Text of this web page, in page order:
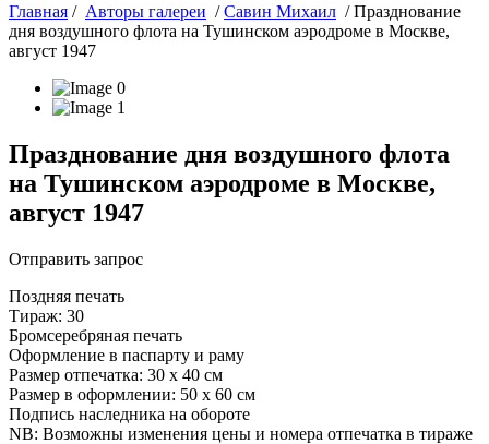
Главная / Авторы галереи /Савин Михаил / Празднование
дня воздушного флота на Тушинском аэродроме в Москве,
август 1947
Празднование дня воздушного флота
на Тушинском аэродроме в Москве,
август 1947
Отправить запрос
Поздняя печать
Тираж: 30
Бромсеребряная печать
Оформление в паспарту и раму
Размер отпечатка: 30 х 40 см
Размер в оформлении: 50 х 60 см
Подпись наследника на обороте
NB: Возможны изменения цены и номера отпечатка в тираже